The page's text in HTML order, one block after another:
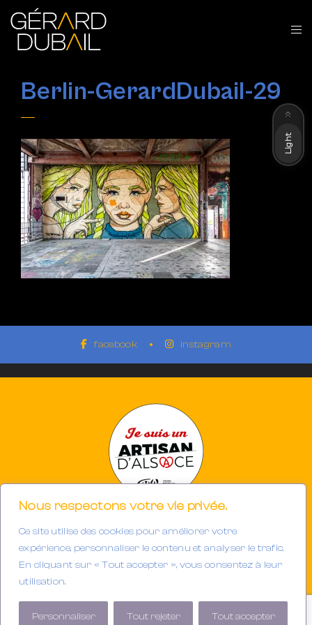
Nous respectons votre vie privée.
Ce site utilise des cookies pour améliorer votre
expérience, personnaliser le contenu et analyser le trafic.
En cliquant sur « Tout accepter », vous consentez à leur
utilisation.
Personnaliser Tout rejeter Tout accepter
Berlin-GerardDubail-29
facebook instagram
Photographe à Mulhouse-Riedisheim (68)
SIRET 894933191/00013
Tél. : 06.32.63.34.98
Copyright © 2025 Gerard Dubail — Tous droits réservés.
Light
Dark